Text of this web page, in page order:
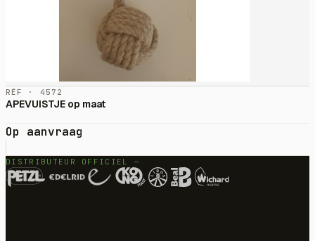
RÉF · 4572
APEVUISTJE op maat
Op aanvraag
DISTRIBUTEUR OFFICIEL —